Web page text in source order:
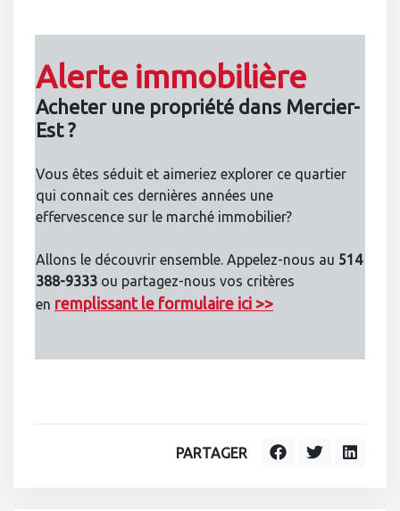
Alerte immobilière
Acheter une propriété dans Mercier-
Est ?
Vous êtes séduit et aimeriez explorer ce quartier
qui connait ces dernières années une
effervescence sur le marché immobilier?
Allons le découvrir ensemble. Appelez-nous au 514
388-9333 ou partagez-nous vos critères
en remplissant le formulaire ici >>
PARTAGER